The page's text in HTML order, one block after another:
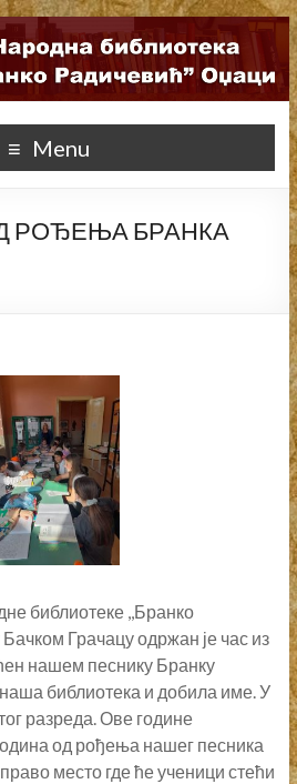
Menu
РОЂЕЊА БРАНКА
библиотеке ,,Бранко
Грачацу одржан је час из
нашем песнику Бранку
библиотека и добила име. У
разреда. Ове године
од рођења нашег песника
место где ће ученици стећи